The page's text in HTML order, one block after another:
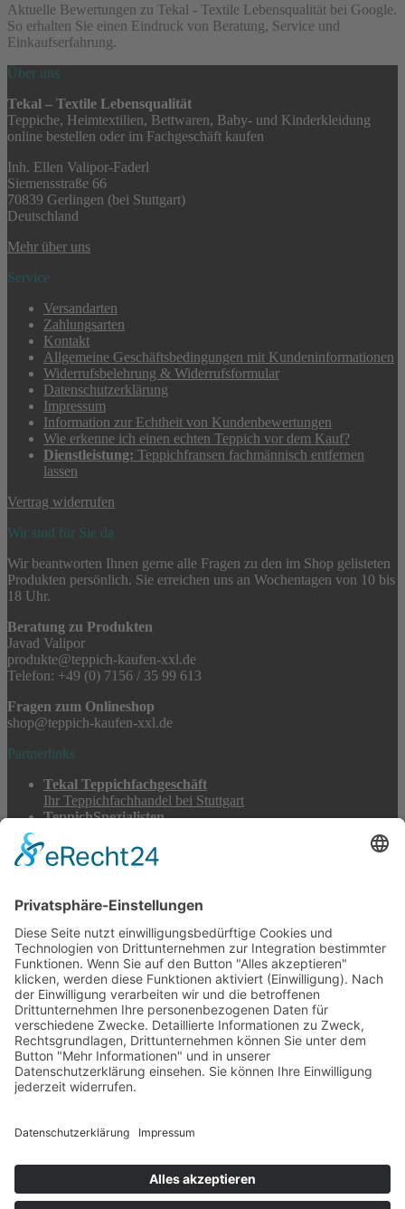
Aktuelle Bewertungen zu Tekal - Textile Lebensqualität bei Google.
So erhalten Sie einen Eindruck von Beratung, Service und
Einkaufserfahrung.
Über uns
Tekal – Textile Lebensqualität
Teppiche, Heimtextilien, Bettwaren, Baby- und Kinderkleidung
online bestellen oder im Fachgeschäft kaufen
Inh. Ellen Valipor-Faderl
Siemensstraße 66
70839 Gerlingen (bei Stuttgart)
Deutschland
Mehr über uns
Service
Versandarten
Zahlungsarten
Kontakt
Allgemeine Geschäftsbedingungen mit Kundeninformationen
Widerrufsbelehrung & Widerrufsformular
Datenschutzerklärung
Impressum
Information zur Echtheit von Kundenbewertungen
Wie erkenne ich einen echten Teppich vor dem Kauf?
Dienstleistung: Teppichfransen fachmännisch entfernen
lassen
Vertrag widerrufen
Wir sind für Sie da
Wir beantworten Ihnen gerne alle Fragen zu den im Shop gelisteten
Produkten persönlich. Sie erreichen uns an Wochentagen von 10 bis
18 Uhr.
Beratung zu Produkten
Javad Valipor
produkte@teppich-kaufen-xxl.de
Telefon: +49 (0) 7156 / 35 99 613
Fragen zum Onlineshop
shop@teppich-kaufen-xxl.de
Partnerlinks
Tekal Teppichfachgeschäft
Ihr Teppichfachhandel bei Stuttgart
TeppichSpezialisten
Stadtmühle Waldenbuch
Mühlenprodukte, Säfte, Tiernahrung & Züchterbedarf
Pyrotechnik online bestellen
© 2017-2026 ·Tekal – Textile Lebensqualität| Einzelstücke mit
Charakter – Exklusive moderne Teppiche und handverlesene
Orientteppiche
Alle Preise inkl. der gesetzlichen MwSt. · Die durchgestrichenen Preise
entsprechen, sofern nicht anders angegeben, den bisherigen Preisen in
unserem Shop.
Cookie-Einstellungen
Warenkorb 0